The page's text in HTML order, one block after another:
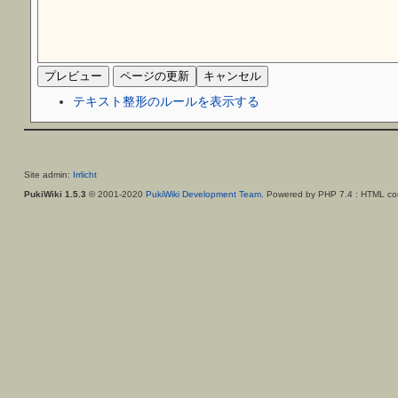
テキスト整形のルールを表示する
Site admin: Irrlicht
PukiWiki 1.5.3 © 2001-2020 PukiWiki Development Team. Powered by PHP 7.4 : HTML